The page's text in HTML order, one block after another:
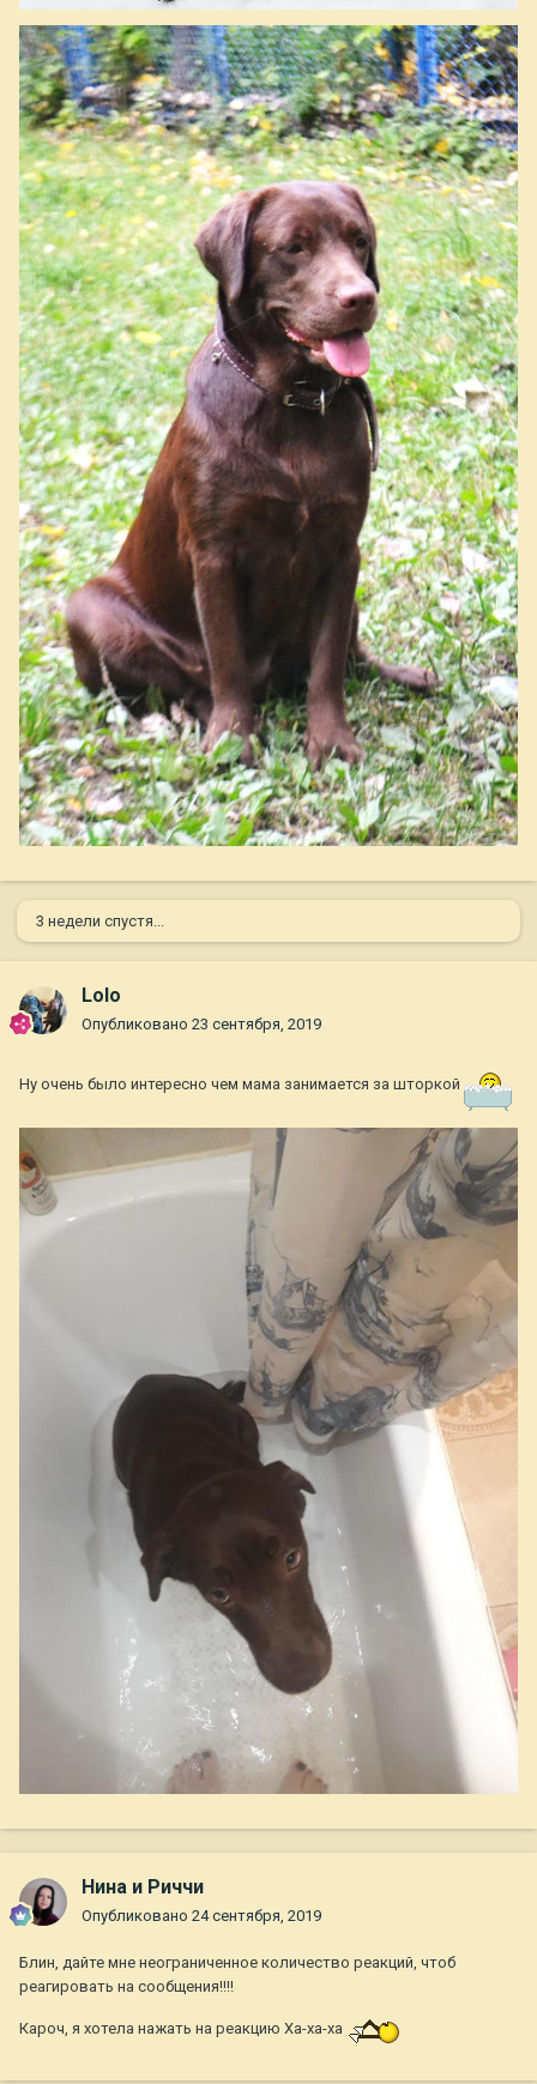
3 недели спустя...
Lolo
Опубликовано 23 сентября, 2019
Ну очень было интересно чем мама занимается за шторкой
Нина и Риччи
Опубликовано 24 сентября, 2019
Блин, дайте мне неограниченное количество реакций, чтоб
реагировать на сообщения!!!!
Кароч, я хотела нажать на реакцию Ха-ха-ха